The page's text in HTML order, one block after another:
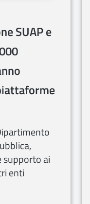
SUAP e
supporto ai
enti